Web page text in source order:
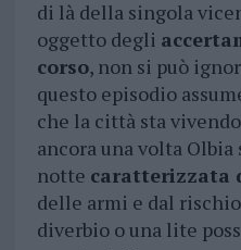
di là della singola
oggetto degli
corso, non si può
questo episodio
che la città sta
ancora una volta
notte caratterizzata
delle armi e dal
diverbio o una lite